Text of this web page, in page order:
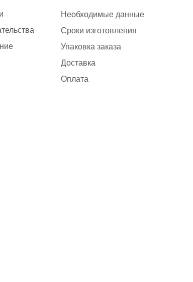
Необходимые данные
Сроки изготовления
Упаковка заказа
Доставка
Оплата